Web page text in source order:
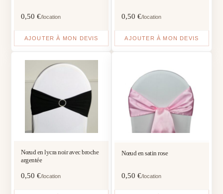
0,50€/location
AJOUTER À MON DEVIS
0,50 €/location
AJOUTER À MON DEVIS
Nœud en lycra noir avec broche
argentée
0,50€/location
Nœud en satin rose
0,50 €/location